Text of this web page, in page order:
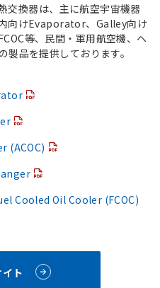
換器は、主に航空宇宙機器
向けEvaporator、Galley向け
等、民間・軍用航空機、ヘ
製品を提供しております。
(ACOC)
Cooled Oil Cooler (FCOC)
ト